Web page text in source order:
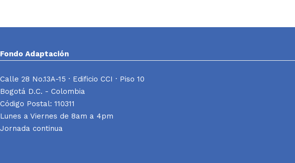
Fondo Adaptación
Calle 28 No.13A-15 · Edificio CCI · Piso 10
Bogotá D.C. - Colombia
Código Postal: 110311
Lunes a Viernes de 8am a 4pm
Jornada continua